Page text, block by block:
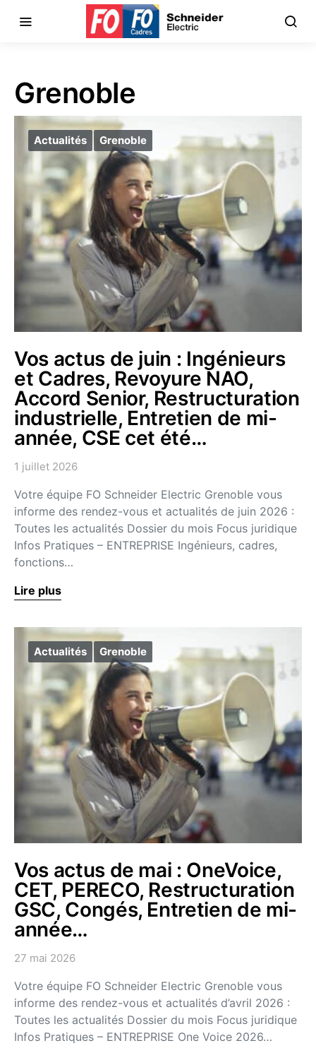
Grenoble
Actualités Grenoble
Vos actus de juin : Ingénieurs
et Cadres, Revoyure NAO,
Accord Senior, Restructuration
industrielle, Entretien de mi-
année, CSE cet été…
1 juillet 2026
Votre équipe FO Schneider Electric Grenoble vous
informe des rendez-vous et actualités de juin 2026 :
Toutes les actualités Dossier du mois Focus juridique
Infos Pratiques – ENTREPRISE Ingénieurs, cadres,
fonctions…
Lire plus
Actualités Grenoble
Vos actus de mai : OneVoice,
CET, PERECO, Restructuration
GSC, Congés, Entretien de mi-
année…
27 mai 2026
Votre équipe FO Schneider Electric Grenoble vous
informe des rendez-vous et actualités d’avril 2026 :
Toutes les actualités Dossier du mois Focus juridique
Infos Pratiques – ENTREPRISE One Voice 2026…